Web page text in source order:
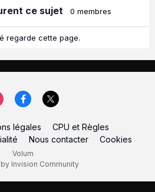
ce sujet 0 membres
regarde cette page.
légales
CPU et Règles
Nous contacter Cookies
Volum
Invision Community